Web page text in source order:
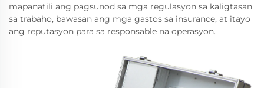
mapanatili ang pagsunod sa mga regulasyon sa kaligtasan
sa trabaho, bawasan ang mga gastos sa insurance, at itayo
ang reputasyon para sa responsable na operasyon.